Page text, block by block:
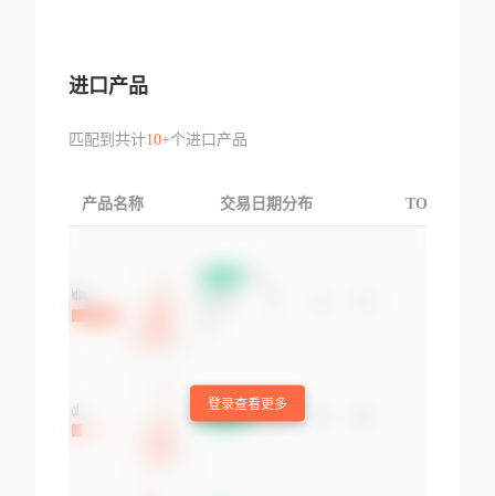
进口产品
匹配到共计10+个进口产品
产品名称 交易日期分布 TOP3交易国
登录查看更多